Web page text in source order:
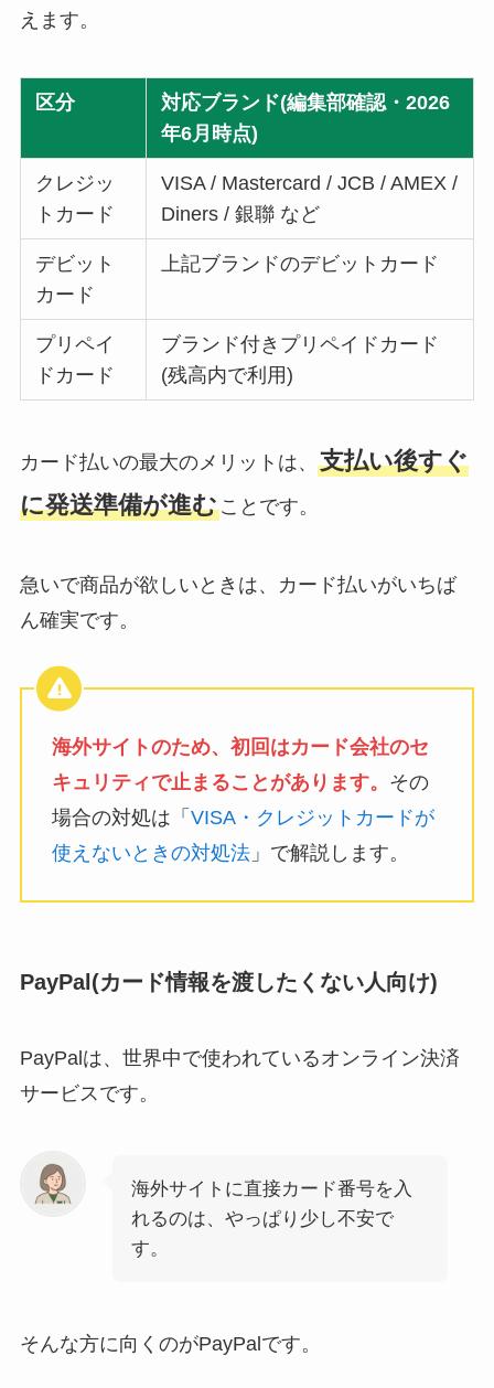
えます。
区分
対応ブランド(編集部確認・2026
年6月時点)
クレジッ
トカード
VISA / Mastercard / JCB / AMEX /
Diners / 銀聯 など
デビット
カード
上記ブランドのデビットカード
プリペイ
ドカード
ブランド付きプリペイドカード
(残高内で利用)
カード払いの最大のメリットは、 支払い後すぐ
に発送準備が進むことです。
急いで商品が欲しいときは、カード払いがいちば
ん確実です。
海外サイトのため、初回はカード会社のセ
キュリティで止まることがあります。 その
場合の対処は「 VISA・クレジットカードが
使えないときの対処法」で解説します。
PayPal(カード情報を渡したくない人向け)
PayPalは、世界中で使われているオンライン決済
サービスです。
海外サイトに直接カード番号を入
れるのは、やっぱり少し不安で
す。
そんな方に向くのがPayPalです。